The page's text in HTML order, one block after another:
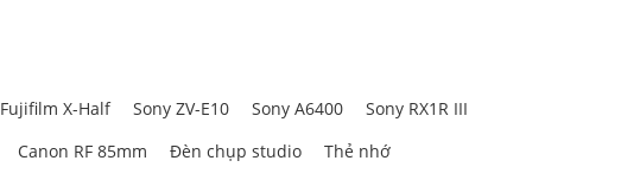
Fujifilm X-Half Sony ZV-E10 Sony A6400
Sony RX1R III
Canon RF 85mm Đèn chụp studio Thẻ nhớ